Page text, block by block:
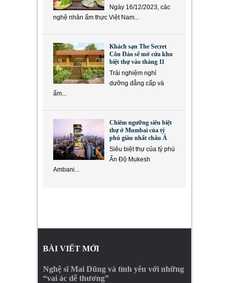
Ngày 16/12/2023, các
nghệ nhân ẩm thực Việt Nam...
Khách sạn The Secret
Côn Đảo sẽ mở cửa khu
biệt thự vào tháng 11
Trải nghiệm nghỉ
dưỡng đẳng cấp và
ẩm...
Chiêm ngưỡng siêu biệt
thự ở Mumbai của tỷ
phú giàu nhất châu Á
Siêu biệt thự của tỷ phú
Ấn Độ Mukesh
Ambani...
BÀI VIẾT MỚI
Nghệ sĩ Mai Dũng và tình yêu với những
“vai ác dễ thương”